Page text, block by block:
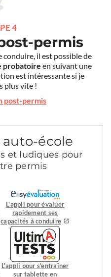
4
permis
il est possible de
probatoire en suivant une
est intéressante si je
plus vite !
post-permis
école
et ludiques pour
permis
L'appli pour évaluer
rapidement ses
capacités à conduire
L'appli pour s'entraîner
sur tablette en